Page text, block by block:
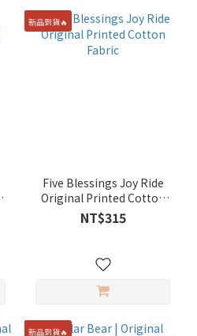
新品到貨🔥
Five Blessings Joy Ride
Original Printed Cotton
Fabric
NT$315
新品到貨🔥